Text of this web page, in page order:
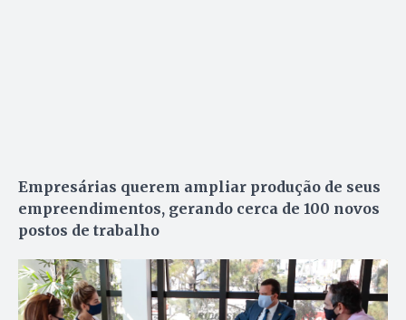
Empresárias querem ampliar produção de seus
empreendimentos, gerando cerca de 100 novos
postos de trabalho